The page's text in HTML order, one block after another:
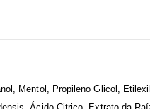
Mentol, Propileno Glicol,